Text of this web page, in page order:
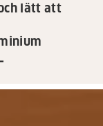
lätt att